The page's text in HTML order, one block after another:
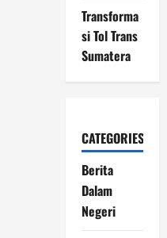
Transforma
si Tol Trans
Sumatera
CATEGORIES
Berita
Dalam
Negeri